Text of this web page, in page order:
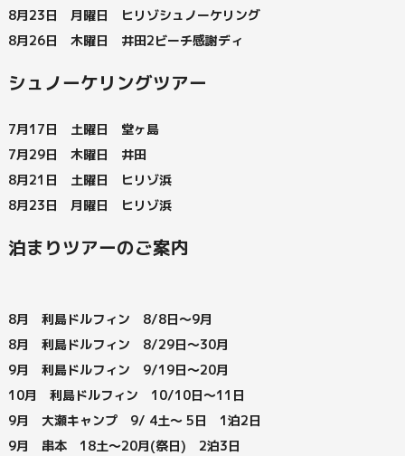
8月23日 月曜日 ヒリゾシュノーケリング
8月26日 木曜日 井田2ビーチ感謝ディ
シュノーケリングツアー
7月17日 土曜日 堂ヶ島
7月29日 木曜日 井田
8月21日 土曜日 ヒリゾ浜
8月23日 月曜日 ヒリゾ浜
泊まりツアーのご案内
8月 利島ドルフィン 8/8日～9月
8月 利島ドルフィン 8/29日～30月
9月 利島ドルフィン 9/19日～20月
10月 利島ドルフィン 10/10日～11日
9月 大瀬キャンプ 9/ 4土～ 5日 1泊2日
9月 串本 18土～20月(祭日) 2泊3日